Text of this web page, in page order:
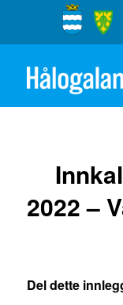
2022 –
Del dette